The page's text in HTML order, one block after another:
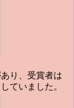
り、受賞者は
ていました。